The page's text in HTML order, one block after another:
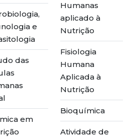
e
das
em
Humanas
aplicado à
Nutrição
Fisiologia
Humana
Aplicada à
Nutrição
Bioquímica
Atividade de